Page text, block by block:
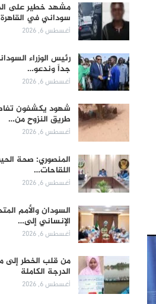
مشهد خطير على
سوداني في القاهرة
أغسطس 6, 2026
رئيس الوزراء
جداً وندعو…
أغسطس 6, 2026
طريق النزوح من…
أغسطس 6, 2026
المنصوري: صحة
اللقاحات…
أغسطس 6, 2026
السودان والأمم
الإنساني إلى…
أغسطس 6, 2026
من قلب الخطر إلى
الدرجة الكاملة
أغسطس 6, 2026